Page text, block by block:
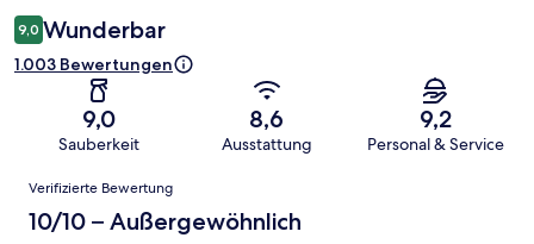
9,0 Wunderbar
1.003 Bewertungen
9,0
Sauberkeit
8,6
Ausstattung
9,2
Personal & Service
Bewertungen
Verifizierte Bewertung
10/10 – Außergewöhnlich